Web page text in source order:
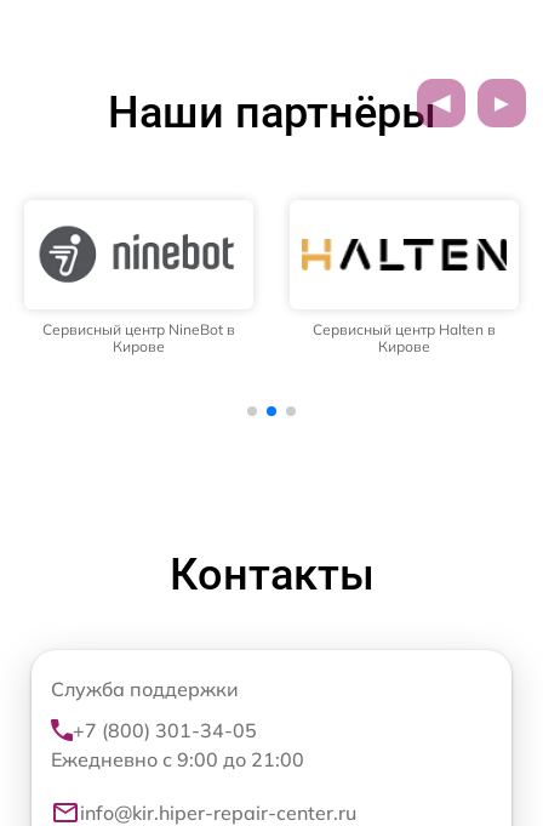
Наши партнёры
Сервисный центр NineBot в
Кирове
Сервисный центр Halten в
Кирове
Контакты
Служба поддержки
+7 (800) 301-34-05
Ежедневно с 9:00 до 21:00
info@kir.hiper-repair-center.ru